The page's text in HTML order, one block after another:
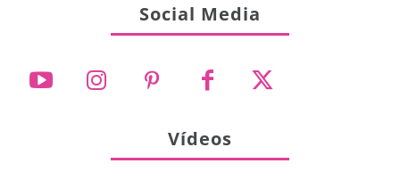
Social Media
Vídeos